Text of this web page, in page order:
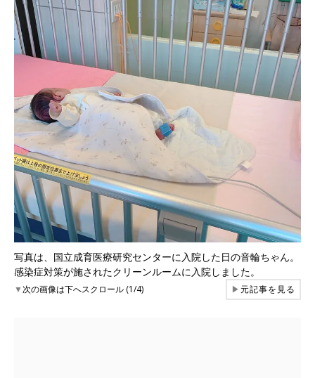
写真は、国立成育医療研究センターに入院した日の音輪ちゃん。
感染症対策が施されたクリーンルームに入院しました。
▼次の画像は下へスクロール (1/4) ▶元記事を見る